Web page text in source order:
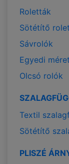
Roletták
Sötétítő
Sávrolók
Egyedi
Olcsó rolók
Textil
Sötétítő
PLISZÉ